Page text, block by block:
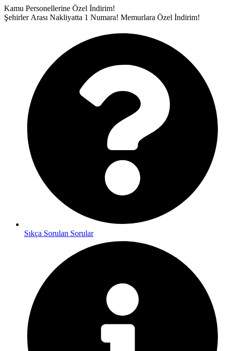
İçeriğe
atla
Kamu Personellerine Özel İndirim!
Şehirler Arası Nakliyatta 1 Numara! Memurlara Özel İndirim!
Sıkça Sorulan Sorular